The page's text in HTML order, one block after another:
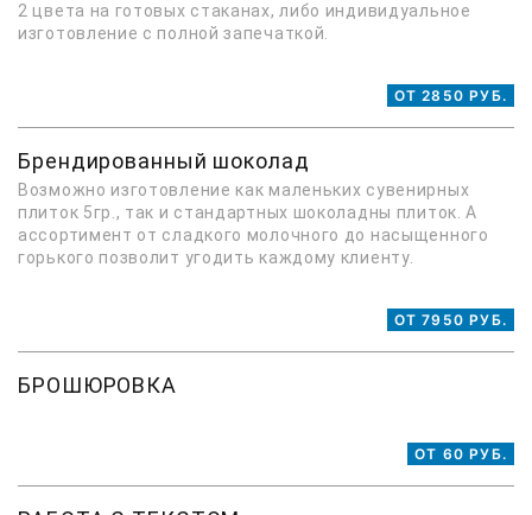
2 цвета на готовых стаканах, либо индивидуальное
изготовление с полной запечаткой.
ОТ 2850 РУБ.
Брендированный шоколад
Возможно изготовление как маленьких сувенирных
плиток 5гр., так и стандартных шоколадны плиток. А
ассортимент от сладкого молочного до насыщенного
горького позволит угодить каждому клиенту.
ОТ 7950 РУБ.
БРОШЮРОВКА
ОТ 60 РУБ.